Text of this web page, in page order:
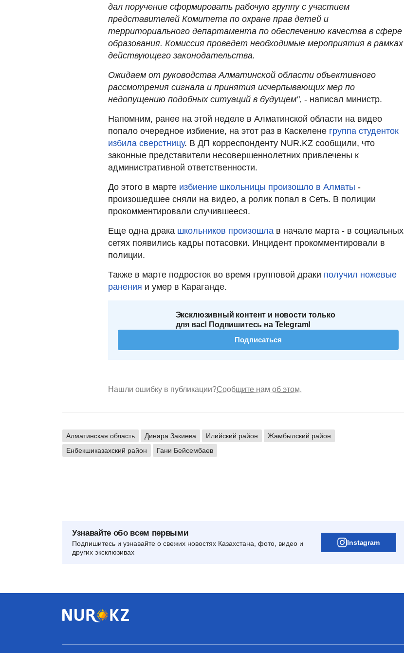
дал поручение сформировать рабочую группу с участием
представителей Комитета по охране прав детей и
территориального департамента по обеспечению качества в сфере
образования. Комиссия проведет необходимые мероприятия в рамках
действующего законодательства.
Ожидаем от руководства Алматинской области объективного
рассмотрения сигнала и принятия исчерпывающих мер по
недопущению подобных ситуаций в будущем", - написал министр.
Напомним, ранее на этой неделе в Алматинской области на видео
попало очередное избиение, на этот раз в Каскелене группа студенток
избила сверстницу. В ДП корреспонденту NUR.KZ сообщили, что
законные представители несовершеннолетних привлечены к
административной ответственности.
До этого в марте избиение школьницы произошло в Алматы -
произошедшее сняли на видео, а ролик попал в Сеть. В полиции
прокомментировали случившееся.
Еще одна драка школьников произошла в начале марта - в социальных
сетях появились кадры потасовки. Инцидент прокомментировали в
полиции.
Также в марте подросток во время групповой драки получил ножевые
ранения и умер в Караганде.
Эксклюзивный контент и новости только
для вас! Подпишитесь на Telegram!
Подписаться
Нашли ошибку в публикации?Сообщите нам об этом.
Алматинская область Динара Закиева Илийский район
Жамбылский район
Енбекшиказахский район
Гани Бейсембаев
Узнавайте обо всем первыми
Подпишитесь и узнавайте о свежих новостях Казахстана, фото, видео и
других эксклюзивах
Instagram